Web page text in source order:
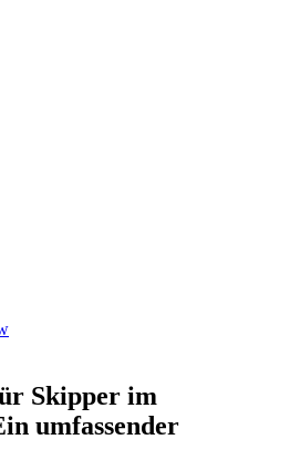
Skipper im
umfassender